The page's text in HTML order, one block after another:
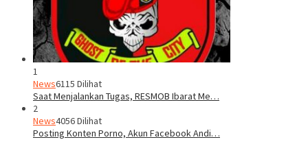
1
News6115 Dilihat
Saat Menjalankan Tugas, RESMOB Ibarat Me…
2
News4056 Dilihat
Posting Konten Porno, Akun Facebook Andi…